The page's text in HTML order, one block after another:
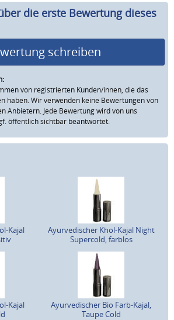
die erste Bewertung dieses
schreiben
von registrierten Kunden/innen, die das
haben. Wir verwenden keine Bewertungen von
Anbietern. Jede Bewertung wird von uns
öffentlich sichtbar beantwortet.
Kajal
Ayurvedischer Khol-Kajal Night
Supercold, farblos
Kajal
Ayurvedischer Bio Farb-Kajal,
Taupe Cold